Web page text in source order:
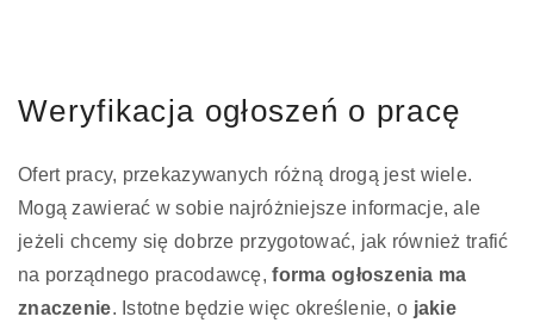
Weryfikacja ogłoszeń o pracę
Ofert pracy, przekazywanych różną drogą jest wiele.
Mogą zawierać w sobie najróżniejsze informacje, ale
jeżeli chcemy się dobrze przygotować, jak również trafić
na porządnego pracodawcę,forma ogłoszenia ma
znaczenie. Istotne będzie więc określenie, o jakie